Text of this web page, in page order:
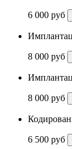
6 000 руб
8 000 руб
8 000 руб
6 500 руб